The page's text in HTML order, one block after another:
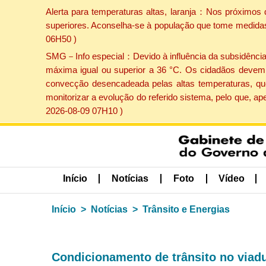
Alerta para temperaturas altas, laranja：Nos
superiores. Aconselha-se à população que tome
06H50 )
SMG－Info especial：Devido à influência da
máxima igual ou superior a 36 °C. Os cidadãos
convecção desencadeada pelas altas temperaturas,
monitorizar a evolução do referido sistema, pelo que,
2026-08-09 07H10 )
Início Notícias Foto Vídeo
Início Notícias Trânsito e Energias
Condicionamento de trânsito no